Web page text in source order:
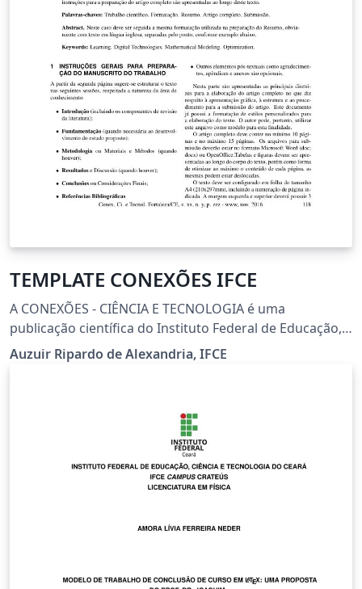
TEMPLATE CONEXÕES IFCE
A CONEXÕES - CIÊNCIA E TECNOLOGIA é uma
publicação científica do Instituto Federal de Educação,
Ciência e Tecnologia do Ceará (IFCE) que tem como
objetivo publicar artigos que contribuam para o estudo
CONEXÕES - CIÊNCIA E TECNOLOGIA é indexada nas
seguintes bases: Sistema eletrônico de editoração de
revistas do IBICT (SEER) e no LATINDEX –
http://www.latindex.unam.mx ISSN 1982-176X (versão
Auzuir Ripardo de Alexandria, IFCE